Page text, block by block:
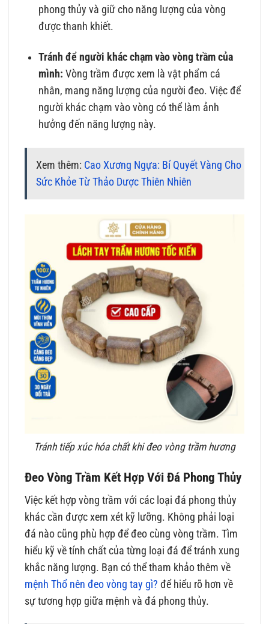
phong thủy và giữ cho năng lượng của vòng
được thanh khiết.
Tránh để người khác chạm vào vòng trầm của
mình: Vòng trầm được xem là vật phẩm cá
nhân, mang năng lượng của người đeo. Việc để
người khác chạm vào vòng có thể làm ảnh
hưởng đến năng lượng này.
Xem thêm: Cao Xương Ngựa: Bí Quyết Vàng Cho
Sức Khỏe Từ Thảo Dược Thiên Nhiên
Tránh tiếp xúc hóa chất khi đeo vòng trầm hương
Đeo Vòng Trầm Kết Hợp Với Đá Phong Thủy
Việc kết hợp vòng trầm với các loại đá phong thủy
khác cần được xem xét kỹ lưỡng. Không phải loại
đá nào cũng phù hợp để đeo cùng vòng trầm. Tìm
hiểu kỹ về tính chất của từng loại đá để tránh xung
khắc năng lượng. Bạn có thể tham khảo thêm về
mệnh Thổ nên đeo vòng tay gì? để hiểu rõ hơn về
sự tương hợp giữa mệnh và đá phong thủy.